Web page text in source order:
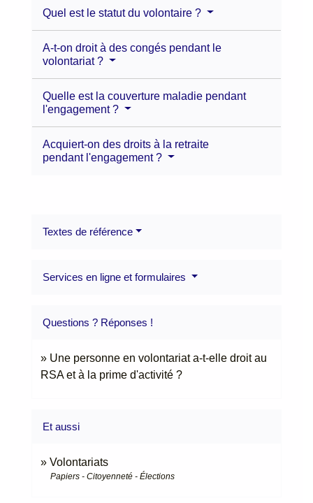
Quel est le statut du volontaire ?
A-t-on droit à des congés pendant le
volontariat ?
Quelle est la couverture maladie pendant
l'engagement ?
Acquiert-on des droits à la retraite
pendant l'engagement ?
Textes de référence
Services en ligne et formulaires
Questions ? Réponses !
Une personne en volontariat a-t-elle droit au
RSA et à la prime d'activité ?
Et aussi
Volontariats
Papiers - Citoyenneté - Élections